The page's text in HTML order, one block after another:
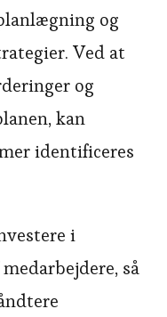
og
Ved at
og
kan
identificeres
i
så